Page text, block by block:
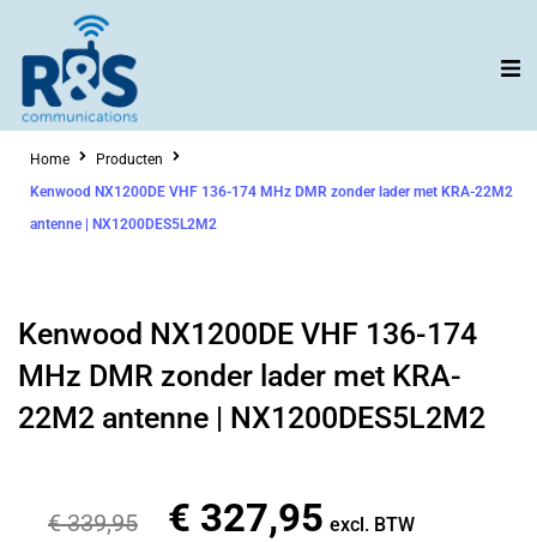
inhoud
Home
Producten
Kenwood NX1200DE VHF 136-174 MHz DMR zonder lader met KRA-22M2
antenne | NX1200DES5L2M2
Kenwood NX1200DE VHF 136-174
MHz DMR zonder lader met KRA-
22M2 antenne | NX1200DES5L2M2
€339,95
Oorspronkelijke
€ 327,95 Huidige
excl. BTW